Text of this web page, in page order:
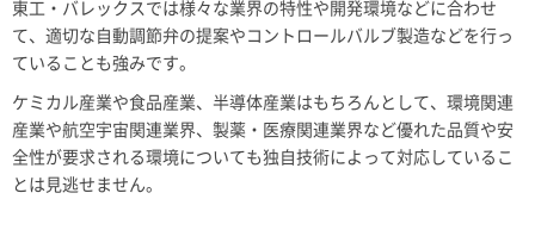
東工・バレックスでは様々な業界の特性や開発環境などに合わせ
て、適切な自動調節弁の提案やコントロールバルブ製造などを行っ
ていることも強みです。
ケミカル産業や食品産業、半導体産業はもちろんとして、環境関連
産業や航空宇宙関連業界、製薬・医療関連業界など優れた品質や安
全性が要求される環境についても独自技術によって対応しているこ
とは見逃せません。